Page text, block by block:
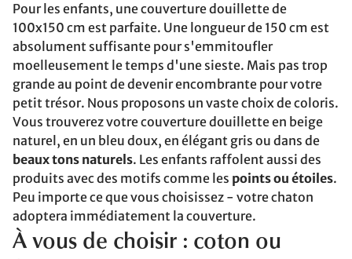
Pour les enfants, une couverture douillette de
100x150 cm est parfaite. Une longueur de 150 cm est
absolument suffisante pour s'emmitoufler
moelleusement le temps d'une sieste. Mais pas trop
grande au point de devenir encombrante pour votre
petit trésor. Nous proposons un vaste choix de coloris.
Vous trouverez votre couverture douillette en beige
naturel, en un bleu doux, en élégant gris ou dans de
beaux tons naturels. Les enfants raffolent aussi des
produits avec des motifs comme les points ou étoiles.
Peu importe ce que vous choisissez - votre chaton
adoptera immédiatement la couverture.
À vous de choisir : coton ou